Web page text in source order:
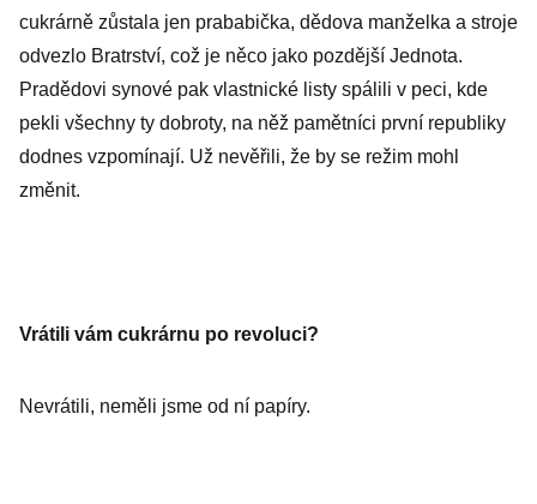
cukrárně zůstala jen prababička, dědova manželka a stroje
odvezlo Bratrství, což je něco jako pozdější Jednota.
Pradědovi synové pak vlastnické listy spálili v peci, kde
pekli všechny ty dobroty, na něž pamětníci první republiky
dodnes vzpomínají. Už nevěřili, že by se režim mohl
změnit.
Vrátili vám cukrárnu po revoluci?
Nevrátili, neměli jsme od ní papíry.